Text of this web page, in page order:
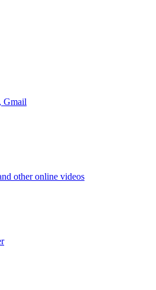
Gmail
other online videos